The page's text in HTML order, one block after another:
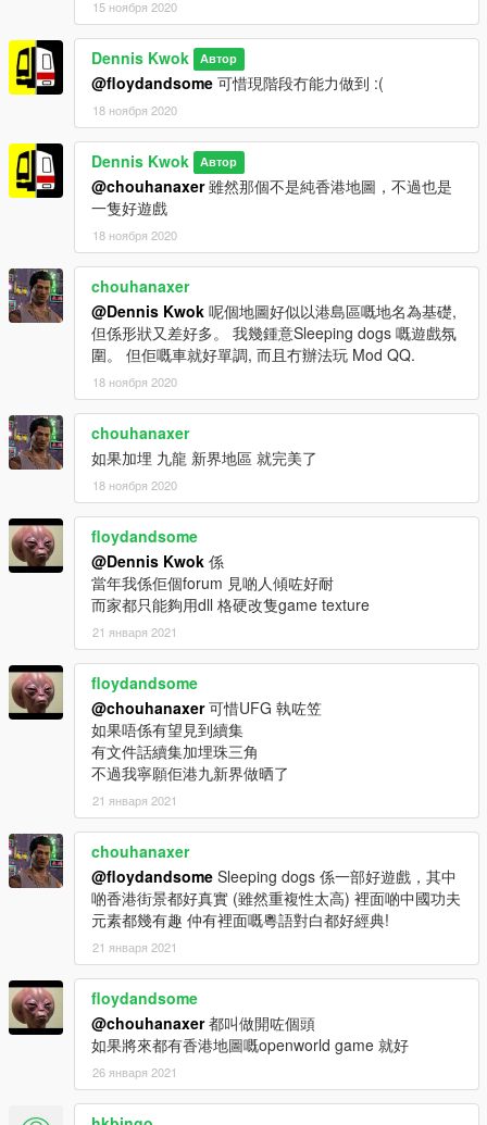
15 ноября 2020
Dennis Kwok Автор
@floydandsome 可惜現階段冇能力做到 :(
18 ноября 2020
Dennis Kwok Автор
@chouhanaxer雖然那個不是純香港地圖，不過也是
一隻好遊戲
18 ноября 2020
chouhanaxer
@Dennis Kwok 呢個地圖好似以港島區嘅地名為基礎,
但係形狀又差好多。 我幾鍾意Sleeping dogs 嘅遊戲氛
圍。 但佢嘅車就好單調, 而且冇辦法玩 Mod QQ.
18 ноября 2020
chouhanaxer
如果加埋 九龍 新界地區 就完美了
18 ноября 2020
floydandsome
@Dennis Kwok 係
當年我係佢個forum 見啲人傾咗好耐
而家都只能夠用dll 格硬改隻game texture
21 января 2021
floydandsome
@chouhanaxer可惜UFG 執咗笠
如果唔係有望見到續集
有文件話續集加埋珠三角
不過我寧願佢港九新界做晒了
21 января 2021
chouhanaxer
@floydandsome Sleeping dogs 係一部好遊戲，其中
啲香港街景都好真實 (雖然重複性太高) 裡面啲中國功夫
元素都幾有趣 仲有裡面嘅粵語對白都好經典!
21 января 2021
floydandsome
@chouhanaxer都叫做開咗個頭
如果將來都有香港地圖嘅openworld game 就好
26 января 2021